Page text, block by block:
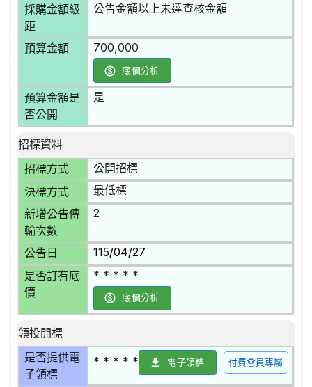
採購金額級
距
公告金額以上未達查核金額
預算金額 700,000
底價分析
預算金額是
否公開
是
招標資料
招標方式
公開招標
決標方式 最低標
新增公告傳
輸次數
2
公告日 115/04/27
是否訂有底
價
* * * * *
底價分析
領投開標
是否提供電
子領標
* * * * * 電子領標 付費會員專屬